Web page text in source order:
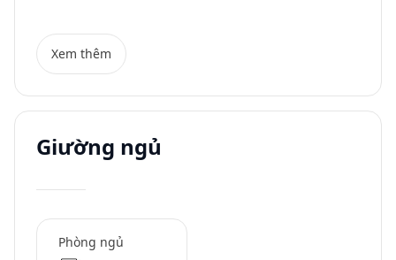
Xem thêm
Giường ngủ
Phòng ngủ